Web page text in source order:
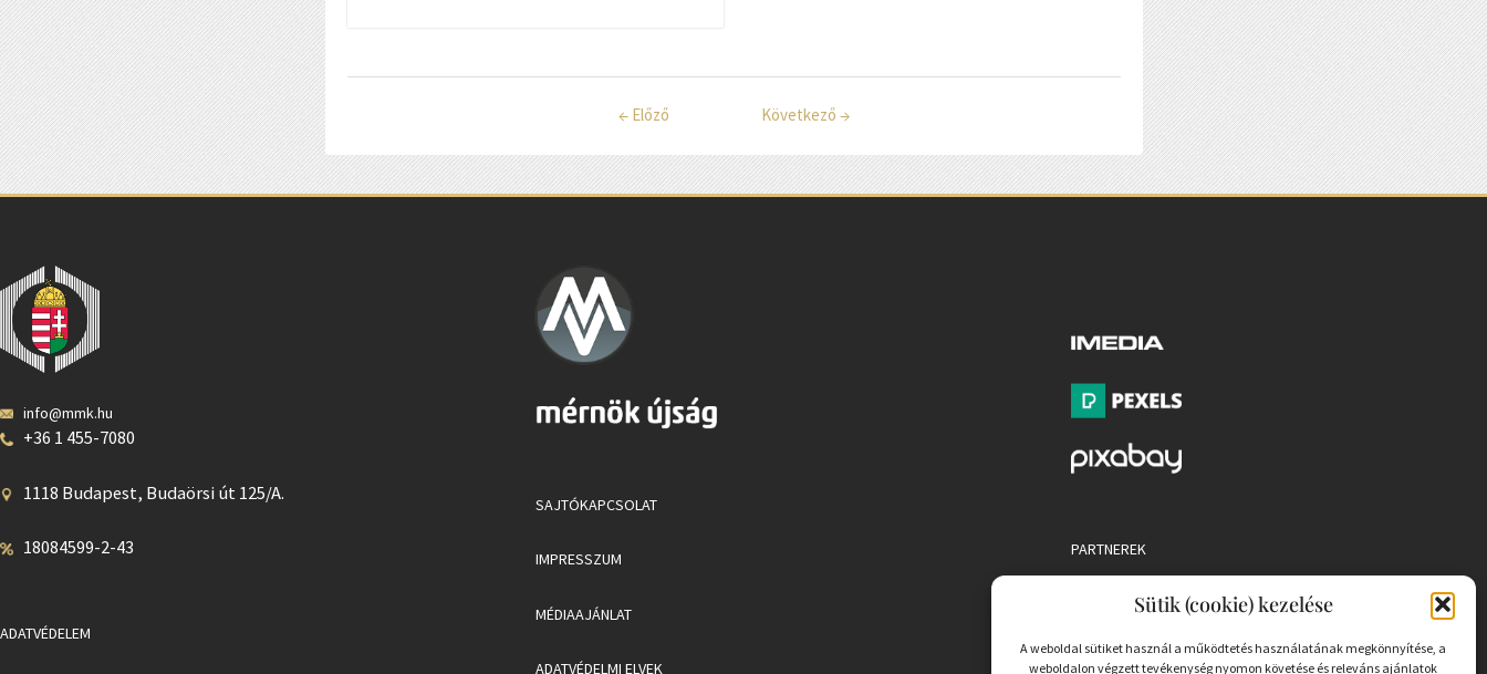
Sütik (cookie) kezelése
A weboldal sütiket használ a működtetés használatának megkönnyítése, a
weboldalon végzett tevékenység nyomon követése és releváns ajánlatok
← Előző Következő →
info@mmk.hu
+36 1 455-7080
1118 Budapest, Budaörsi út 125/A.
18084599-2-43
ADATVÉDELEM
SAJTÓKAPCSOLAT
IMPRESSZUM
MÉDIAAJÁNLAT
ADATVÉDELMI ELVEK
PARTNEREK
COOKIE SZABÁLYZAT